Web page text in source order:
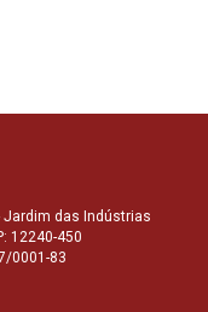
Jardim das Indústrias
12240-450
0001-83